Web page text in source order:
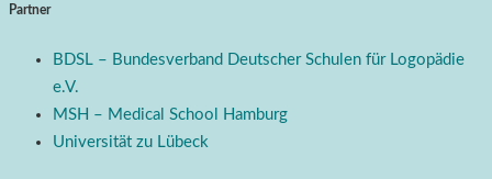
Partner
BDSL – Bundesverband Deutscher Schulen für Logopädie
e.V.
MSH – Medical School Hamburg
Universität zu Lübeck